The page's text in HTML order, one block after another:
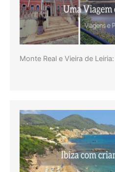
Monte Real e Vieira de